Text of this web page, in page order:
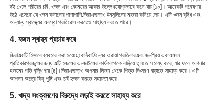
দই খেলে শরীরের চর্বি, ওজন এবং কোমরের আকার উল্লেখযোগ্যভাবে কমে যায় [১০]। আরেকটি গবেষণায়
উঠে এসেছে যে ওজন কমানোর পাশাপাশি,জিরাএছাড়াও ইনসুলিনের মাত্রা কমিয়ে দেয়। এটি ওজন বৃদ্ধি এবং
অন্যান্য স্বাস্থ্যের অবস্থা প্রতিরোধ করতেও সাহায্য করতে পারে।
4. হজম স্বাস্থ্য প্রচার করে
জিরাএকটি হিসাবে ব্যবহার করা হয়েছেকোষ্ঠকাঠিন্যের ঘরোয়া প্রতিকারএবং জনপ্রিয় একঅম্বল
প্রতিকারপ্রজন্মের জন্য এটি হজমের এনজাইমের কার্যকলাপকে বাড়িয়ে তুলতে সাহায্য করে, যার ফলে আপনার
হজমের গতি বৃদ্ধি পায় [৪]।জিরাএছাড়াও আপনার লিভার থেকে পিত্ত নিঃসরণ বাড়াতে সাহায্য করে। এটি
আপনার অন্ত্রে কিছু পুষ্টি এবং চর্বি হজম করতে সহায়তা করে
5. খাদ্য সংক্রমণের বিরুদ্ধে লড়াই করতে সাহায্য করে